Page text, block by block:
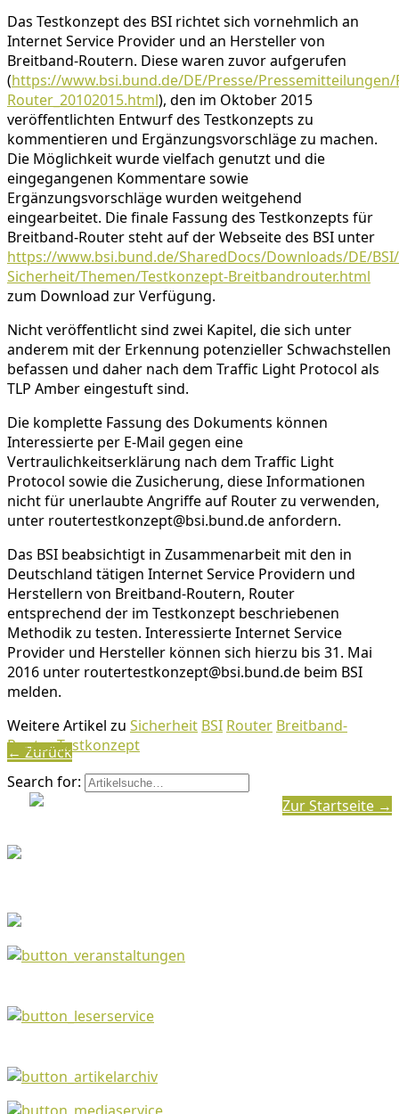
Das Testkonzept des BSI richtet sich vornehmlich an
Internet Service Provider und an Hersteller von
Breitband-Routern. Diese waren zuvor aufgerufen
(https://www.bsi.bund.de/DE/Presse/
Router_20102015.html), den im Oktober 2015
veröffentlichten Entwurf des Testkonzepts zu
kommentieren und Ergänzungsvorschläge zu machen.
Die Möglichkeit wurde vielfach genutzt und die
eingegangenen Kommentare sowie
Ergänzungsvorschläge wurden weitgehend
eingearbeitet. Die finale Fassung des Testkonzepts für
Breitband-Router steht auf der Webseite des BSI unter
https://www.bsi.bund.de/SharedDocs/Downloads/DE/
Sicherheit/Themen/Testkonzept-Breitbandrouter.html
zum Download zur Verfügung.
Nicht veröffentlicht sind zwei Kapitel, die sich unter
anderem mit der Erkennung potenzieller Schwachstellen
befassen und daher nach dem Traffic Light Protocol als
TLP Amber eingestuft sind.
Die komplette Fassung des Dokuments können
Interessierte per E-Mail gegen eine
Vertraulichkeitserklärung nach dem Traffic Light
Protocol sowie die Zusicherung, diese Informationen
nicht für unerlaubte Angriffe auf Router zu verwenden,
unter routertestkonzept@bsi.bund.de anfordern.
Das BSI beabsichtigt in Zusammenarbeit mit den in
Deutschland tätigen Internet Service Providern und
Herstellern von Breitband-Routern, Router
entsprechend der im Testkonzept beschriebenen
Methodik zu testen. Interessierte Internet Service
Provider und Hersteller können sich hierzu bis 31. Mai
2016 unter routertestkonzept@bsi.bund.de beim BSI
melden.
Weitere Artikel zu Sicherheit BSI Router Breitband-
RouterTestkonzept
Zur Startseite →
← Zurück
Search for: